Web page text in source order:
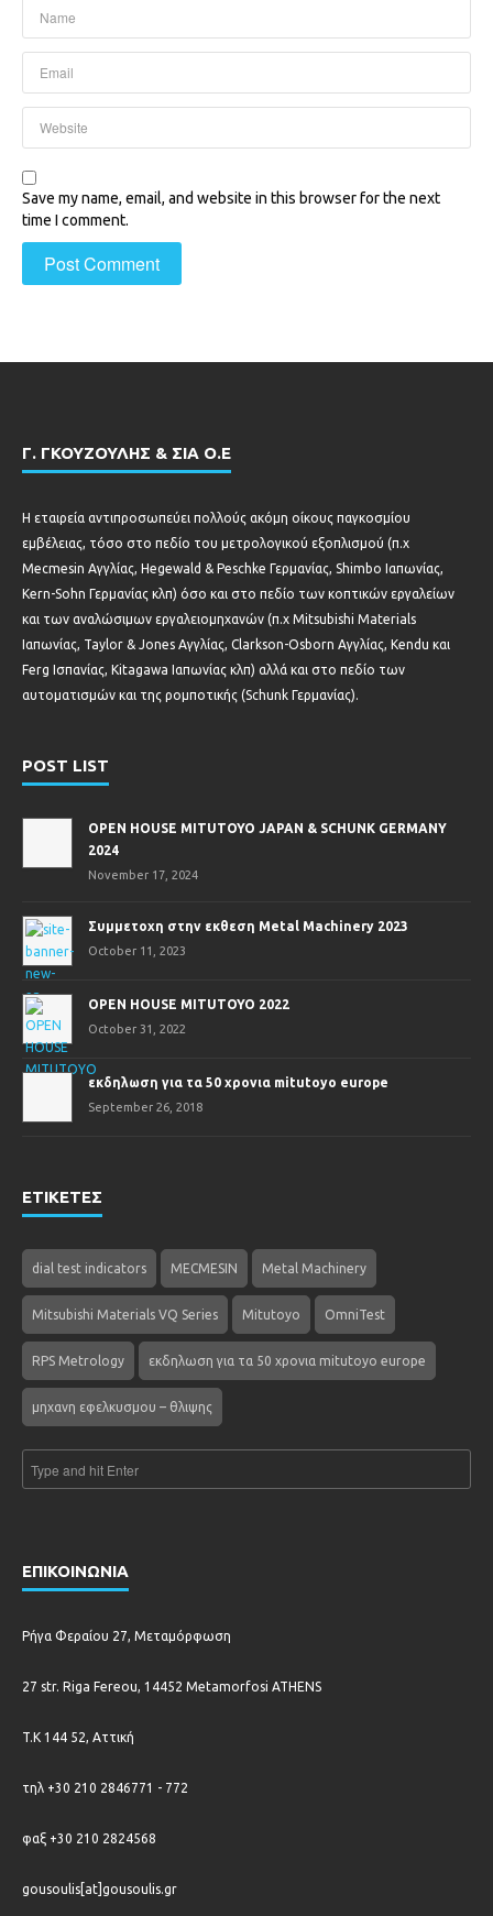
Save my name, email, and website in this browser for the next
time I comment.
Γ. ΓΚΟΥΖΟΥΛΗΣ & ΣΙΑ Ο.Ε
Η εταιρεία αντιπροσωπεύει πολλούς ακόμη οίκους παγκοσμίου
εμβέλειας, τόσο στο πεδίο του μετρολογικού εξοπλισμού (π.χ
Mecmesin Αγγλίας, Hegewald & Peschke Γερμανίας, Shimbo Ιαπωνίας,
Kern-Sohn Γερμανίας κλπ) όσο και στο πεδίο των κοπτικών εργαλείων
και των αναλώσιμων εργαλειομηχανών (π.χ Mitsubishi Materials
Ιαπωνίας, Taylor & Jones Αγγλίας, Clarkson-Osborn Αγγλίας, Kendu και
Ferg Ισπανίας, Kitagawa Ιαπωνίας κλπ) αλλά και στο πεδίο των
αυτοματισμών και της ρομποτικής (Schunk Γερμανίας).
POST LIST
OPEN HOUSE MITUTOYO JAPAN & SCHUNK GERMANY
2024
November 17, 2024
Συμμετοχη στην εκθεση Metal Machinery 2023
October 11, 2023
OPEN HOUSE MITUTOYO 2022
October 31, 2022
εκδηλωση για τα 50 χρονια mitutoyo europe
September 26, 2018
ΕΤΙΚΕΤΕΣ
dial test indicators MECMESIN Metal Machinery
Mitsubishi Materials VQ Series Mitutoyo OmniTest
RPS Metrology εκδηλωση για τα 50 χρονια mitutoyo europe
μηχανη εφελκυσμου – θλιψης
ΕΠΙΚΟΙΝΩΝΙΑ
Ρήγα Φεραίου 27, Μεταμόρφωση
27 str. Riga Fereou, 14452 Metamorfosi ATHENS
T.K 144 52, Αττική
τηλ +30 210 2846771 - 772
φαξ +30 210 2824568
gousoulis[at]gousoulis.gr